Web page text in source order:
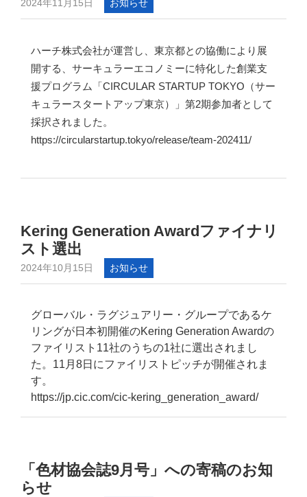
2024年11月15日 お知らせ
ハーチ株式会社が運営し、東京都との協働により展
開する、サーキュラーエコノミーに特化した創業支
援プログラム「CIRCULAR STARTUP TOKYO（サー
キュラースタートアップ東京）」第2期参加者として
採択されました。
https://circularstartup.tokyo/release/team-202411/
Kering Generation Awardファイナリ
スト選出
2024年10月15日 お知らせ
グローバル・ラグジュアリー・グループであるケ
リングが日本初開催のKering Generation Awardの
ファイリスト11社のうちの1社に選出されまし
た。11月8日にファイリストピッチが開催されま
す。
https://jp.cic.com/cic-kering_generation_award/
「色材協会誌9月号」への寄稿のお知
らせ